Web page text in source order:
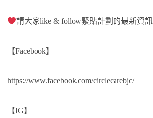
請大家like & follow緊貼計劃的最新資訊
【Facebook】
https://www.facebook.com/circlecarebjc/
【IG】